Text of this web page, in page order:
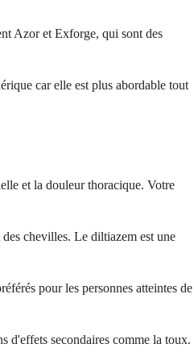
Azor et Exforge, qui sont des
car elle est plus abordable tout
et la douleur thoracique. Votre
chevilles. Le diltiazem est une
pour les personnes atteintes de
d'effets secondaires comme la toux.